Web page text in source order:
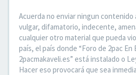
Acuerda no enviar ningun contenido
vulgar, difamatorio, indecente,
cualquier otro material que pueda
país, el país donde “Foro de 2pac En
2pacmakaveli.es” está instalado o
Hacer eso provocará que sea